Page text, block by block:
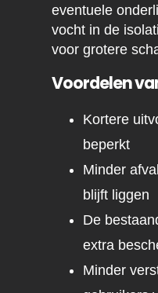
eventuele
vocht in de
voor grotere
Voordelen
Kortere
beperkt
Minder
blijft liggen
De
extra
Minder